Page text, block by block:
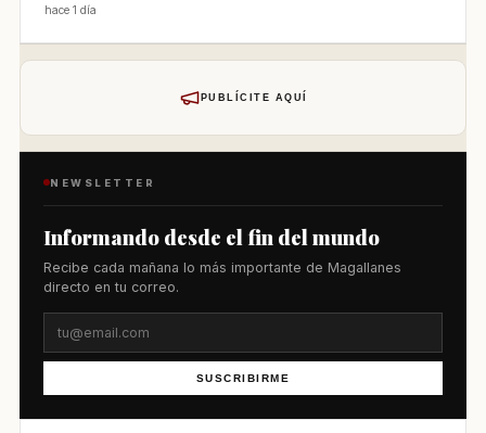
hace 1 día
PUBLÍCITE AQUÍ
NEWSLETTER
Informando desde el fin del mundo
Recibe cada mañana lo más importante de Magallanes
directo en tu correo.
SUSCRIBIRME